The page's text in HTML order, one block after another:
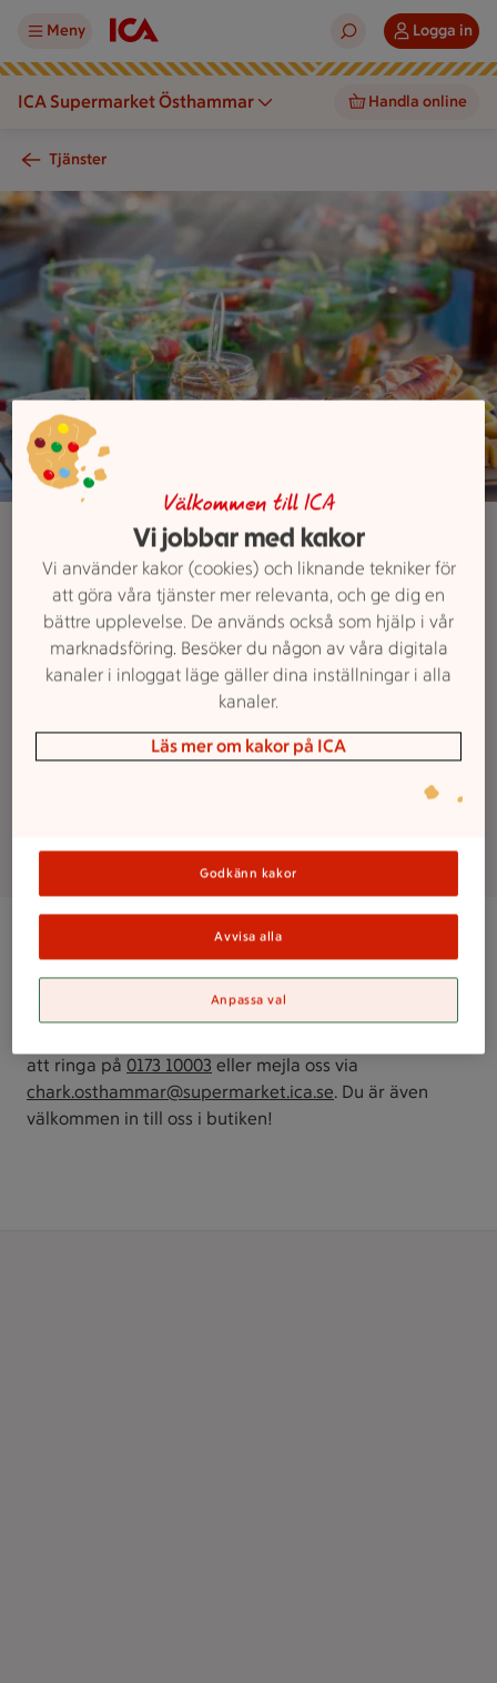
Meny Logga in
ICA Supermarket Östhammar Handla online
Tjänster
En uppdukning med sallader i glas, en ostbricka med
Catering
ICA Supermarket
Vår delikatessavdelning erbjuder
ett stort sortiment av catering. Vi
är redo för alla beställningar och
använder de bästa råvarorna för
att kunna garantera högsta kvalitet
Kontakta oss för beställning
Vi är redo att ta emot din beställning och prata vidare
att ringa på 0173 10003 eller mejla oss via
chark.osthammar@supermarket.ica.se. Du är även
välkommen in till oss i butiken!
Välkommen till ICA
Vi jobbar med kakor
Vi använder kakor (cookies) och liknande tekniker för
att göra våra tjänster mer relevanta, och ge dig en
bättre upplevelse. De används också som hjälp i vår
marknadsföring. Besöker du någon av våra digitala
kanaler i inloggat läge gäller dina inställningar i alla
kanaler.
Läs mer om kakor på ICA
Godkänn kakor
Avvisa alla
Anpassa val